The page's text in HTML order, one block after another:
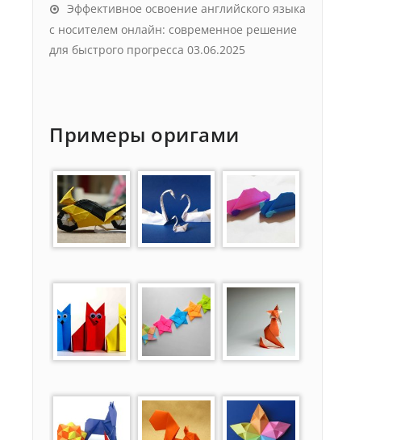
Эффективное освоение английского языка
с носителем онлайн: современное решение
для быстрого прогресса 03.06.2025
Примеры оригами